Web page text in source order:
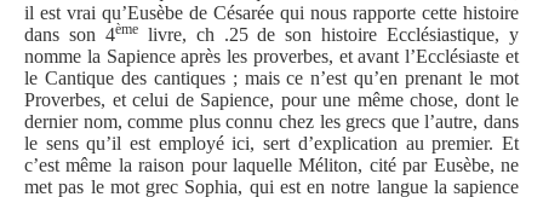
il est vrai qu’Eusèbe de Césarée qui nous rapporte cette histoire
dans son 4èmelivre, ch .25 de son histoire Ecclésiastique, y
nomme la Sapience après les proverbes, et avant l’Ecclésiaste et
le Cantique des cantiques ; mais ce n’est qu’en prenant le mot
Proverbes, et celui de Sapience, pour une même chose, dont le
dernier nom, comme plus connu chez les grecs que l’autre, dans
le sens qu’il est employé ici, sert d’explication au premier. Et
c’est même la raison pour laquelle Méliton, cité par Eusèbe, ne
met pas le mot grec Sophia, qui est en notre langue la sapience